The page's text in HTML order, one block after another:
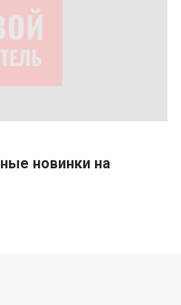
новинки на